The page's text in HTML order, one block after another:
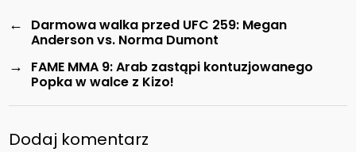
←
Darmowa walka przed UFC 259: Megan
Anderson vs. Norma Dumont
→
FAME MMA 9: Arab zastąpi kontuzjowanego
Popka w walce z Kizo!
Dodaj komentarz